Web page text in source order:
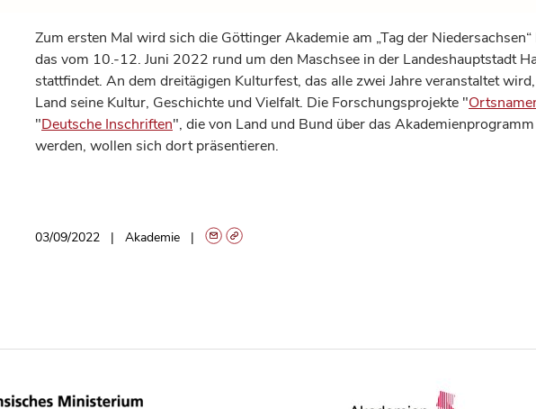
Zum ersten Mal wird sich die Göttinger Akademie am „Tag der Niedersachsen“
das vom 10.-12. Juni 2022 rund um den Maschsee in der Landeshauptstadt
stattfindet. An dem dreitägigen Kulturfest, das alle zwei Jahre veranstaltet
Land seine Kultur, Geschichte und Vielfalt. Die Forschungsprojekte "
"Deutsche Inschriften", die von Land und Bund über das
werden, wollen sich dort präsentieren.
03/09/2022 Akademie